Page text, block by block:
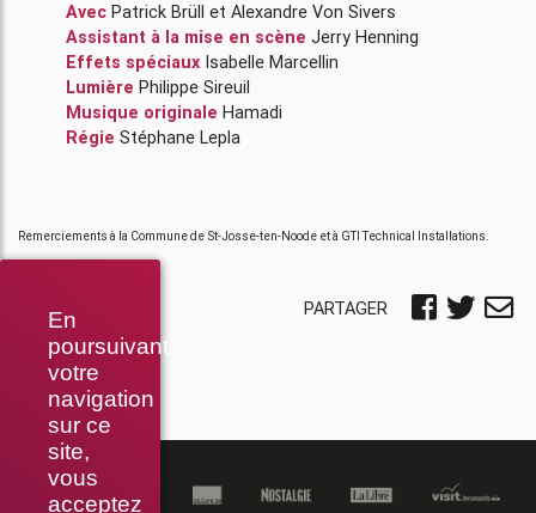
En
poursuivant
votre
navigation
sur ce
site,
vous
acceptez
Avec Patrick Brüll et
Alexandre Von Sivers
Assistant à la mise en scène Jerry Henning
Effets spéciaux Isabelle Marcellin
Lumière Philippe Sireuil
Musique originale Hamadi
Régie Stéphane Lepla
Remerciements à la Commune de St-Josse-ten-Noode et à GTI Technical Installations.
PARTAGER